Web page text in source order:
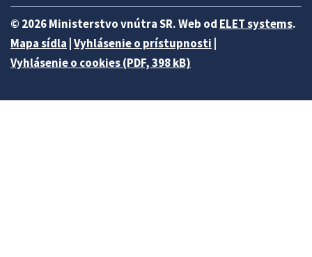
© 2026 Ministerstvo vnútra SR. Web od ELET systems.
Mapa sídla Vyhlásenie o prístupnosti
Vyhlásenie o cookies (PDF, 398 kB)